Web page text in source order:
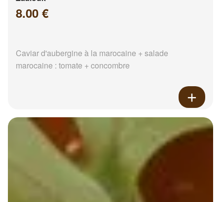
8.00 €
Caviar d'aubergine à la marocaine + salade
marocaine : tomate + concombre